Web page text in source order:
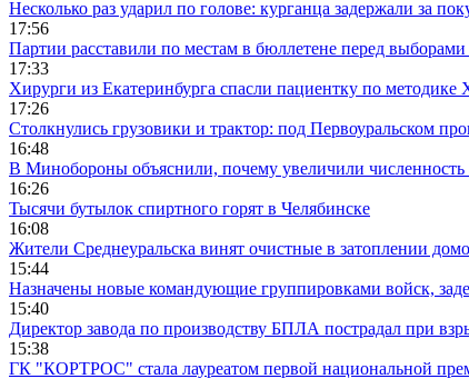
Несколько раз ударил по голове: курганца задержали за
17:56
Партии расставили по местам в бюллетене перед
17:33
Хирурги из Екатеринбурга спасли пациентку по методике
17:26
Столкнулись грузовики и трактор: под Первоуральском
16:48
В Минобороны объяснили, почему увеличили численность
16:26
Тысячи бутылок спиртного горят в Челябинске
16:08
Жители Среднеуральска винят очистные в затоплении
15:44
Назначены новые командующие группировками войск,
15:40
Директор завода по производству БПЛА пострадал при
15:38
ГК "КОРТРОС" стала лауреатом первой национальной